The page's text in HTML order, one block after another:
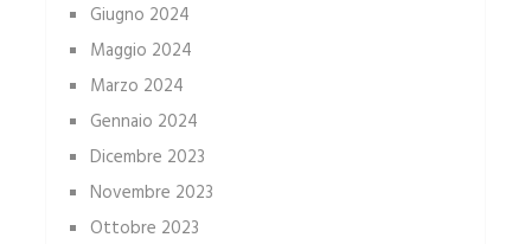
Giugno 2024
Maggio 2024
Marzo 2024
Gennaio 2024
Dicembre 2023
Novembre 2023
Ottobre 2023